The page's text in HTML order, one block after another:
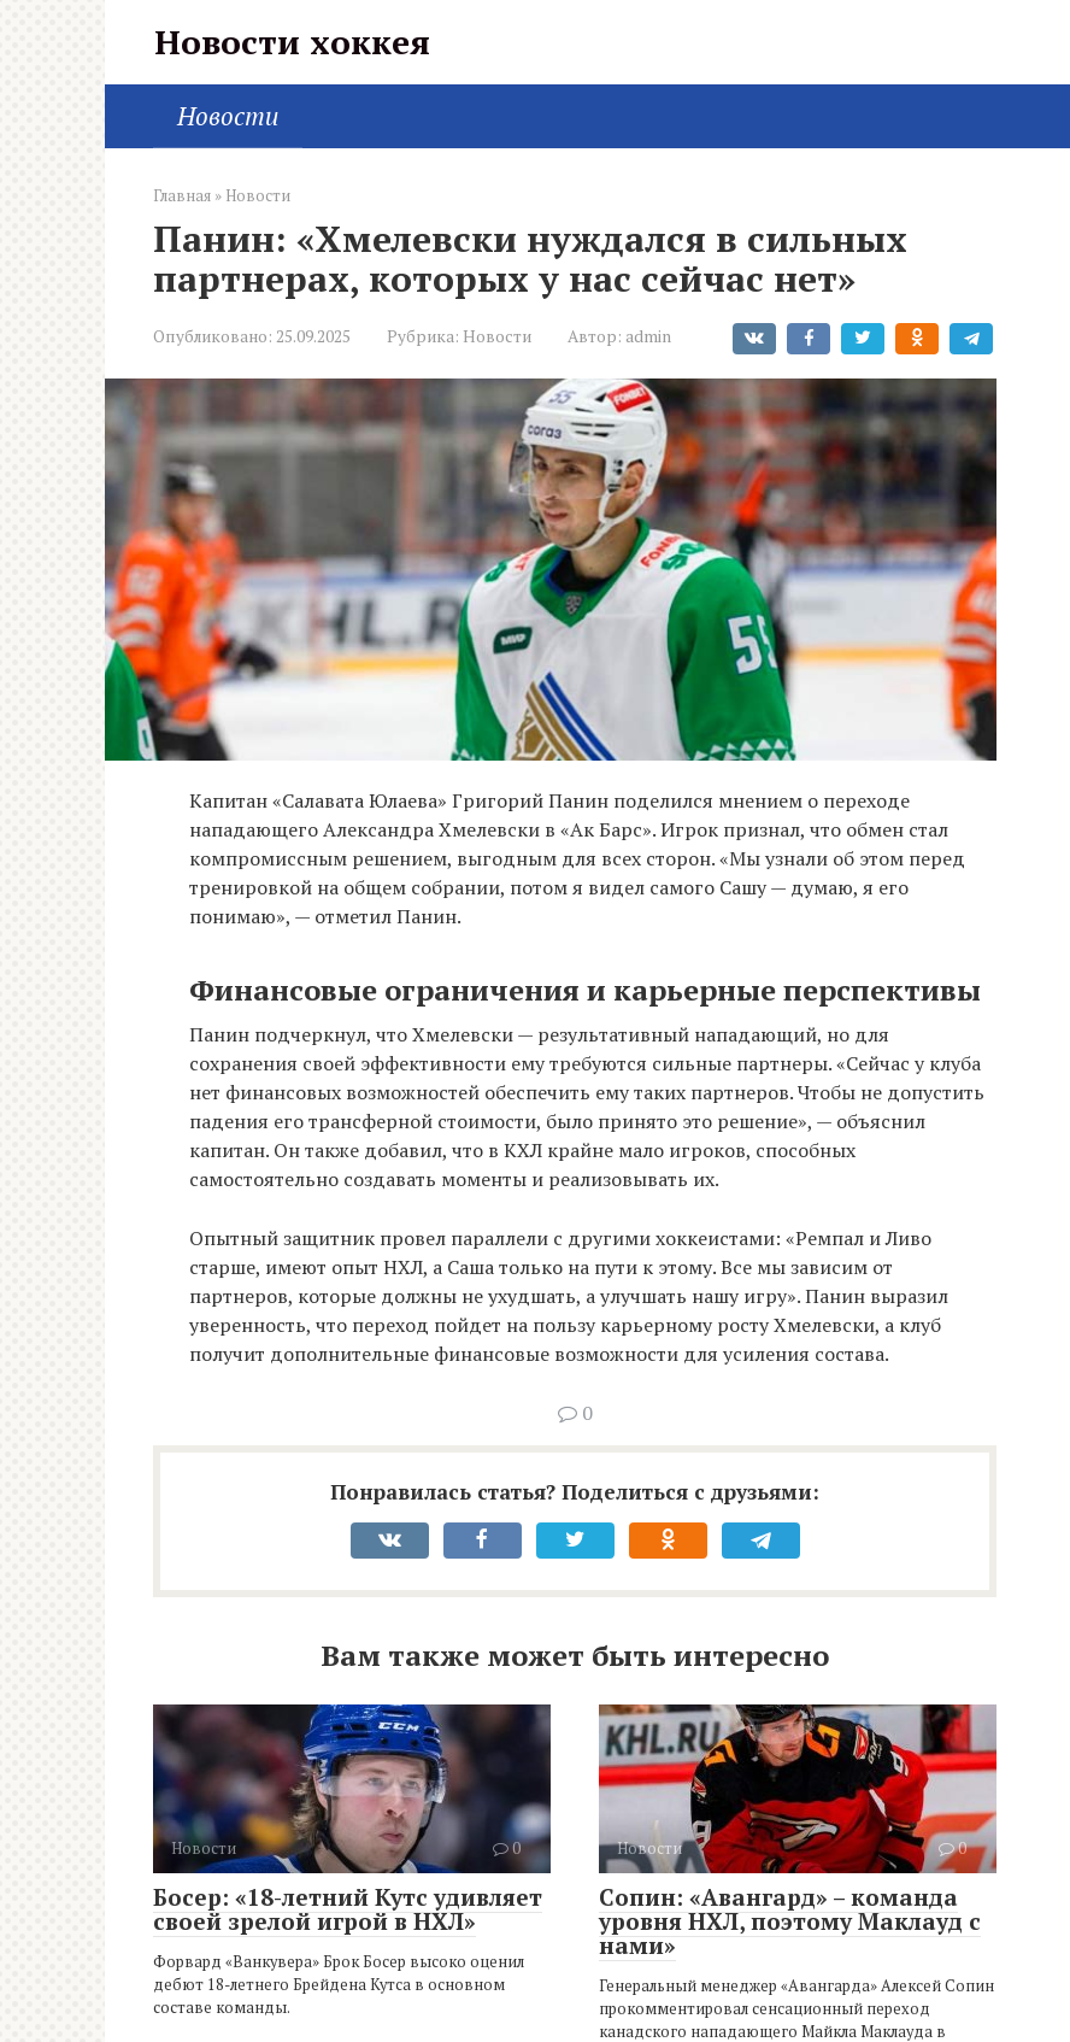
Новости хоккея
Новости
Главная » Новости
Панин: «Хмелевски нуждался в сильных
партнерах, которых у нас сейчас нет»
Опубликовано: 25.09.2025 Рубрика: Новости Автор: admin
Капитан «Салавата Юлаева» Григорий Панин поделился мнением о переходе
нападающего Александра Хмелевски в «Ак Барс». Игрок признал, что обмен стал
компромиссным решением, выгодным для всех сторон. «Мы узнали об этом перед
тренировкой на общем собрании, потом я видел самого Сашу — думаю, я его
понимаю», — отметил Панин.
Финансовые ограничения и карьерные перспективы
Панин подчеркнул, что Хмелевски — результативный нападающий, но для
сохранения своей эффективности ему требуются сильные партнеры. «Сейчас у клуба
нет финансовых возможностей обеспечить ему таких партнеров. Чтобы не допустить
падения его трансферной стоимости, было принято это решение», — объяснил
капитан. Он также добавил, что в КХЛ крайне мало игроков, способных
самостоятельно создавать моменты и реализовывать их.
Опытный защитник провел параллели с другими хоккеистами: «Ремпал и Ливо
старше, имеют опыт НХЛ, а Саша только на пути к этому. Все мы зависим от
партнеров, которые должны не ухудшать, а улучшать нашу игру». Панин выразил
уверенность, что переход пойдет на пользу карьерному росту Хмелевски, а клуб
получит дополнительные финансовые возможности для усиления состава.
0
Понравилась статья? Поделиться с друзьями:
Вам также может быть интересно
Новости 0
Босер: «18-летний Кутс удивляет
своей зрелой игрой в НХЛ»
Форвард «Ванкувера» Брок Босер высоко оценил
дебют 18-летнего Брейдена Кутса в основном
составе команды.
Новости 0
Сопин: «Авангард» – команда
уровня НХЛ, поэтому Маклауд с
нами»
Генеральный менеджер «Авангарда» Алексей Сопин
прокомментировал сенсационный переход
канадского нападающего Майкла Маклауда в